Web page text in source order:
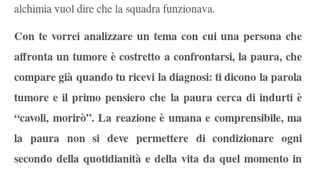
alchimia vuol dire che la squadra funzionava.
Con te vorrei analizzare un tema con cui una persona che
affronta un tumore è costretto a confrontarsi, la paura, che
compare già quando tu ricevi la diagnosi: ti dicono la parola
tumore e il primo pensiero che la paura cerca di indurti è
“cavoli, morirò”. La reazione è umana e comprensibile, ma
la paura non si deve permettere di condizionare ogni
secondo della quotidianità e della vita da quel momento in